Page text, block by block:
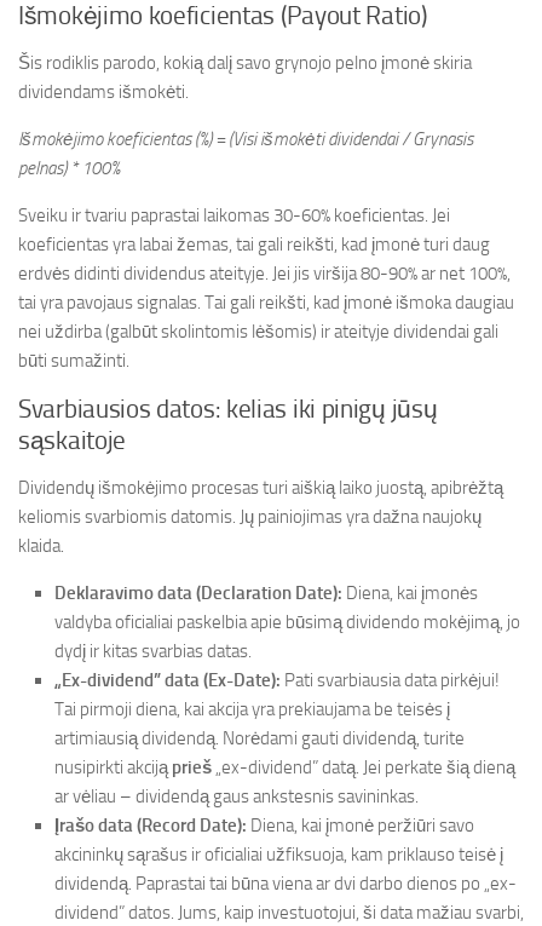
Išmokėjimo koeficientas (Payout Ratio)
Šis rodiklis parodo, kokią dalį savo grynojo pelno įmonė skiria
dividendams išmokėti.
Išmokėjimo koeficientas (%) = (Visi išmokėti dividendai / Grynasis
pelnas) * 100%
Sveiku ir tvariu paprastai laikomas 30-60% koeficientas. Jei
koeficientas yra labai žemas, tai gali reikšti, kad įmonė turi daug
erdvės didinti dividendus ateityje. Jei jis viršija 80-90% ar net 100%,
tai yra pavojaus signalas. Tai gali reikšti, kad įmonė išmoka daugiau
nei uždirba (galbūt skolintomis lėšomis) ir ateityje dividendai gali
būti sumažinti.
Svarbiausios datos: kelias iki pinigų jūsų
sąskaitoje
Dividendų išmokėjimo procesas turi aiškią laiko juostą, apibrėžtą
keliomis svarbiomis datomis. Jų painiojimas yra dažna naujokų
klaida.
Deklaravimo data (Declaration Date): Diena, kai įmonės
valdyba oficialiai paskelbia apie būsimą dividendo mokėjimą, jo
dydį ir kitas svarbias datas.
„Ex-dividend” data (Ex-Date): Pati svarbiausia data pirkėjui!
Tai pirmoji diena, kai akcija yra prekiaujama be teisės į
artimiausią dividendą. Norėdami gauti dividendą, turite
nusipirkti akcijąprieš „ex-dividend” datą. Jei perkate šią dieną
ar vėliau – dividendą gaus ankstesnis savininkas.
Įrašo data (Record Date): Diena, kai įmonė peržiūri savo
akcininkų sąrašus ir oficialiai užfiksuoja, kam priklauso teisė į
dividendą. Paprastai tai būna viena ar dvi darbo dienos po „ex-
dividend” datos. Jums, kaip investuotojui, ši data mažiau svarbi,